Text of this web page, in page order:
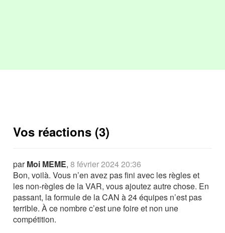
Vos réactions (3)
parMoi MEME,8 février 2024 20:36
Bon, voilà. Vous n’en avez pas fini avec les règles et
les non-règles de la VAR, vous ajoutez autre chose. En
passant, la formule de la CAN à 24 équipes n’est pas
terrible. À ce nombre c’est une foire et non une
compétition.